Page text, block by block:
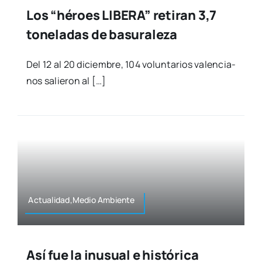
Los “héroes LIBERA” retiran 3,7
toneladas de basuraleza
Del 12 al 20 diciem­bre, 104 volun­ta­rios valen­cia­
nos salie­ron al […]
Actualidad,Medio Ambien­te
Así fue la inusual e histórica